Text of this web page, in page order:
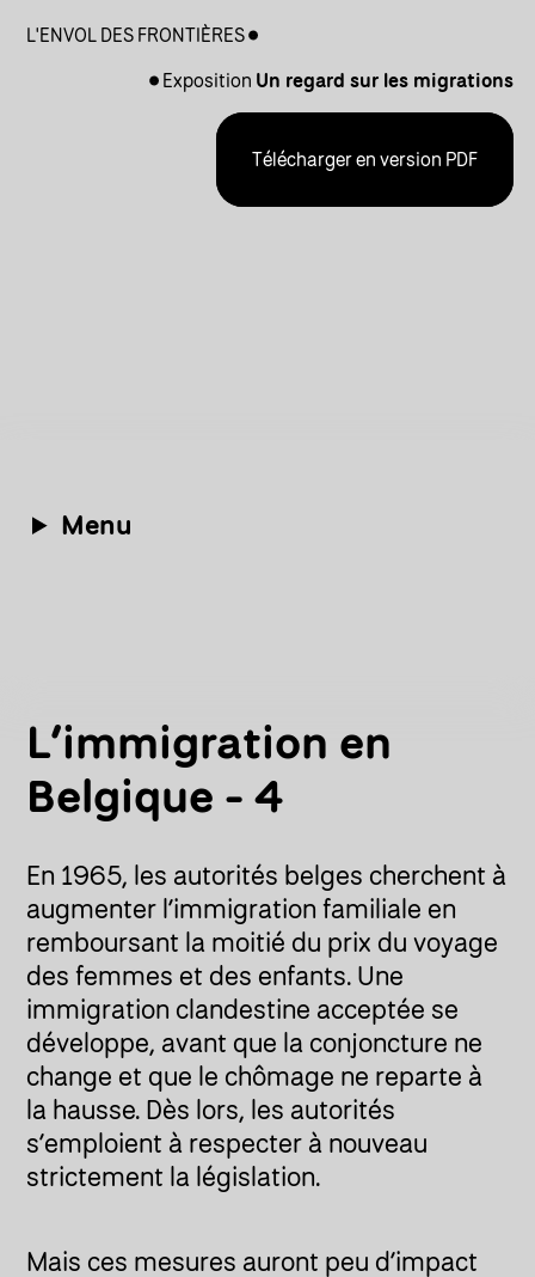
L'ENVOL DES FRONTIÈRES
Exposition Un regard sur les migrations
Télécharger en version PDF
Menu
L’immigration en
Belgique - 4
En 1965, les autorités belges cherchent à
augmenter l’immigration familiale en
remboursant la moitié du prix du voyage
des femmes et des enfants. Une
immigration clandestine acceptée se
développe, avant que la conjoncture ne
change et que le chômage ne reparte à
la hausse. Dès lors, les autorités
s’emploient à respecter à nouveau
strictement la législation.
Mais ces mesures auront peu d’impact